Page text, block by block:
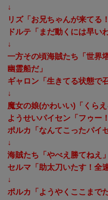
↓
リズ「お兄ちゃんが来てる
ドルテ「まだ動くには早いわ
↓
一方その頃海賊たち「世界
幽霊船だ」
ギャロン「生きてる状態で
↓
魔女の娘(かわいい)「くらえ
ようせいパイセン「フゥー
ポルカ「なんてこったパイ
↓
海賊たち「やべえ勝てねえ」
セルマ「助太刀いたす！全
↓
ポルカ「ようやくここまで